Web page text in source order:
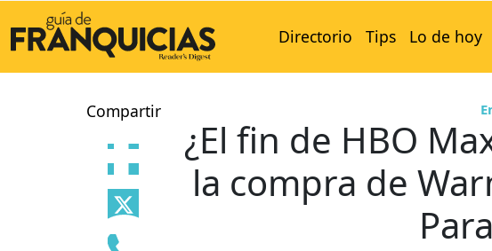
Directorio Tips Lo de hoy
Compartir
¿El fin de HBO
la compra de